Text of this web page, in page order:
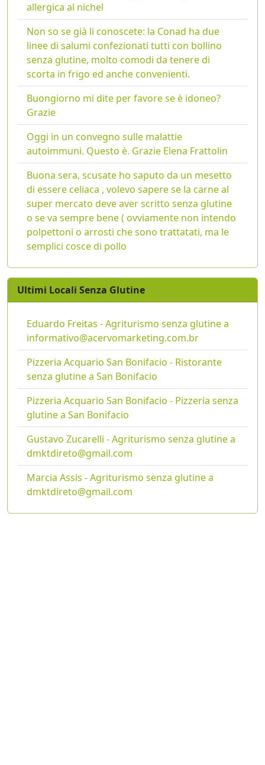
allergica al nichel
Non so se già li conoscete: la Conad ha due
linee di salumi confezionati tutti con bollino
senza glutine, molto comodi da tenere di
scorta in frigo ed anche convenienti.
Buongiorno mi dite per favore se è idoneo?
Grazie
Oggi in un convegno sulle malattie
autoimmuni. Questo è. Grazie Elena Frattolin
Buona sera, scusate ho saputo da un mesetto
di essere celiaca , volevo sapere se la carne al
super mercato deve aver scritto senza glutine
o se va sempre bene ( ovviamente non intendo
polpettoni o arrosti che sono trattatati, ma le
semplici cosce di pollo
Ultimi Locali Senza Glutine
Eduardo Freitas - Agriturismo senza glutine a
informativo@acervomarketing.com.br
Pizzeria Acquario San Bonifacio - Ristorante
senza glutine a San Bonifacio
Pizzeria Acquario San Bonifacio - Pizzeria senza
glutine a San Bonifacio
Gustavo Zucarelli - Agriturismo senza glutine a
dmktdireto@gmail.com
Marcia Assis - Agriturismo senza glutine a
dmktdireto@gmail.com